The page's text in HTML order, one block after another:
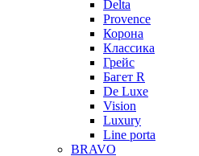
Delta
Provence
Корона
Классика
Грейс
Багет R
De Luxe
Vision
Luxury
Line porta
BRAVO